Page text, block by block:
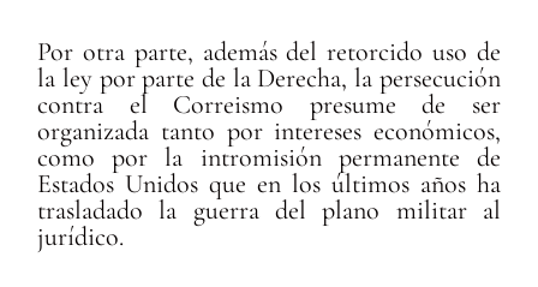
Por otra parte, además del retorcido uso de
la ley por parte de la Derecha, la persecución
contra el Correismo presume de ser
organizada tanto por intereses económicos,
como por la intromisión permanente de
Estados Unidos que en los últimos años ha
trasladado la guerra del plano militar al
jurídico.